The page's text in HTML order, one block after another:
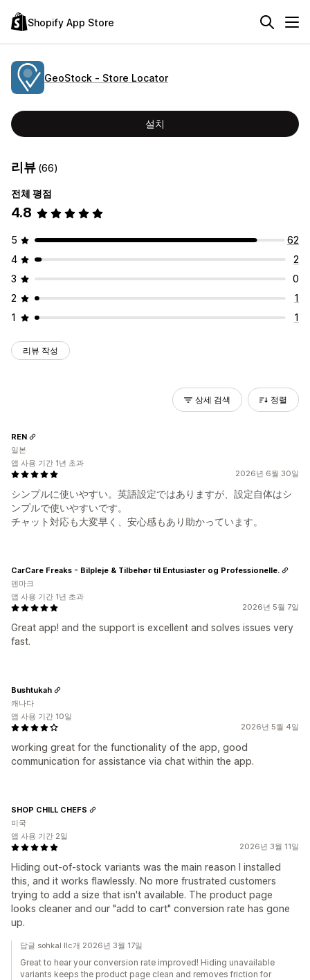
Shopify App Store
GeoStock ‑ Store Locator
설치
리뷰 (66)
전체 평점
4.8
5
62
4
2
3
0
2
1
1
1
리뷰 작성
상세 검색 정렬
2026년 6월 30일
シンプルに使いやすい。英語設定ではありますが、設定自体はシ
ンプルで使いやすいです。
チャット対応も大変早く、安心感もあり助かっています。
REN
일본
앱 사용 기간 1년 초과
2026년 5월 7일
Great app! and the support is excellent and solves issues very
fast.
CarCare Freaks - Bilpleje & Tilbehør til Entusiaster og Professionelle.
덴마크
앱 사용 기간 1년 초과
2026년 5월 4일
working great for the functionality of the app, good
communication for assistance via chat within the app.
Bushtukah
캐나다
앱 사용 기간 10일
2026년 3월 11일
Hiding out-of-stock variants was the main reason I installed
this, and it works flawlessly. No more frustrated customers
trying to add a size that isn't available. The product page
looks cleaner and our "add to cart" conversion rate has gone
up.
SHOP CHILL CHEFS
미국
앱 사용 기간 2일
답글 sohkal llc개 2026년 3월 17일
Great to hear your conversion rate improved! Hiding unavailable
variants keeps the product page clean and removes friction for